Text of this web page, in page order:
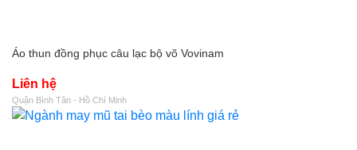
Áo thun đồng phục câu lạc bộ võ Vovinam
Liên hệ
Quận Bình Tân - Hồ Chí Minh